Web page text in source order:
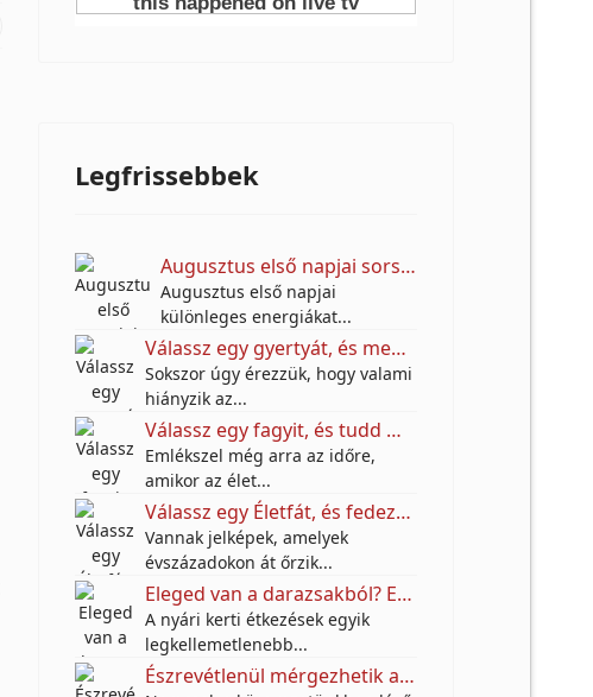
Legfrissebbek
Augusztus első napjai sorsfordítóak lehetnek – nézd meg, mit tartogatnak a csillagok!
Augusztus első napjai
különleges energiákat...
Válassz egy gyertyát, és megtudhatod: mi hiányzik most leginkább az életedből
Sokszor úgy érezzük, hogy valami
hiányzik az...
Válassz egy fagyit, és tudd meg, mire vágyik valójában a benned élő gyermek!
Emlékszel még arra az időre,
amikor az élet...
Válassz egy Életfát, és fedezd fel, milyen különleges örökséget hagytak rád az őseid
Vannak jelképek, amelyek
évszázadokon át őrzik...
Eleged van a darazsakból? Ezt az egyszerű konyhai trükköt sokan használják a teraszon – vegyszerek nélkül
A nyári kerti étkezések egyik
legkellemetlenebb...
Észrevétlenül mérgezhetik a mindennapjaidat: Ez a 3 szokás sokak szerint távol tartja a boldogságot